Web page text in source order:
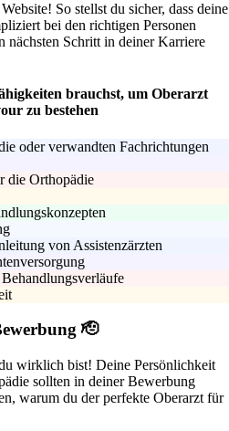
So stellst du sicher, dass deine
bei den richtigen Personen
nächsten Schritt in deiner Karriere
brauchst, um Oberarzt
zu bestehen
oder verwandten Fachrichtungen
die Orthopädie
von Assistenzärzten
🫡
wirklich bist! Deine Persönlichkeit
sollten in deiner Bewerbung
warum du der perfekte Oberarzt für